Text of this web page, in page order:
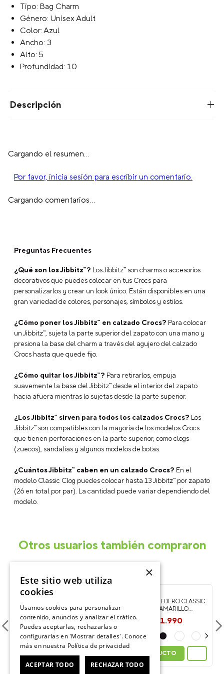
Tipo: Bag Charm
Género: Unisex Adult
Color: Azul
Ancho: 3
Alto: 5
Profundidad: 10
Descripción
Cargando el resumen…
Por favor, inicia sesión para escribir un comentario.
Cargando comentarios…
Preguntas Frecuentes
¿Qué son los Jibbitz™? Los Jibbitz™ son charms o accesorios
decorativos que puedes colocar en tus Crocs para
personalizarlos y crear un look único. Están disponibles en una
gran variedad de colores, personajes, símbolos y estilos.
¿Cómo poner los Jibbitz™ en calzado Crocs? Para colocar
un Jibbitz™, sujeta la parte superior del zapato con una mano y
presiona la base del charm a través del agujero del calzado
Crocs hasta que quede fijo.
¿Cómo quitar los Jibbitz™? Para retirarlos, empuja
suavemente la base del Jibbitz™ desde el interior del zapato
hacia afuera mientras lo sujetas desde la parte superior.
¿Los Jibbitz™ sirven para todos los calzados Crocs? Los
Jibbitz™ son compatibles con la mayoría de los modelos Crocs
que tienen perforaciones en la parte superior, como clogs
(zuecos), sandalias y algunos modelos de botas.
¿Cuántos Jibbitz™ caben en un calzado Crocs? En el
modelo Classic Clog puedes colocar hasta 13 Jibbitz™ por zapato
(26 en total por par). La cantidad puede variar dependiendo del
modelo.
Otros usuarios también compraron
CLOG POUCH NEGRO CROCS
$14.990
LLAVERO MONEDERO CLASSIC
CLOG POUCH AMARILLO
CROCS
$14.990 11.990
VER PRODUCTO
×
Este sitio web utiliza
cookies
Usamos cookies para personalizar
contenido, anuncios y analizar el tráfico.
Puedes aceptarlas, rechazarlas o
configurarlas en 'Mostrar detalles'. Conoce
más en nuestra Política de privacidad
ACEPTAR TODO RECHAZAR TODO